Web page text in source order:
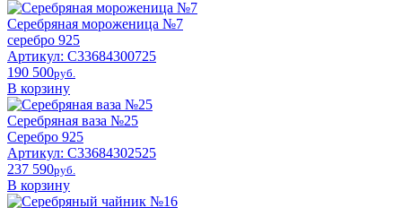
Серебряная мороженица №7
серебро 925
Артикул: С33684300725
190 500pyб.
В корзину
Серебряная ваза №25
Серебро 925
Артикул: С33684302525
237 590pyб.
В корзину